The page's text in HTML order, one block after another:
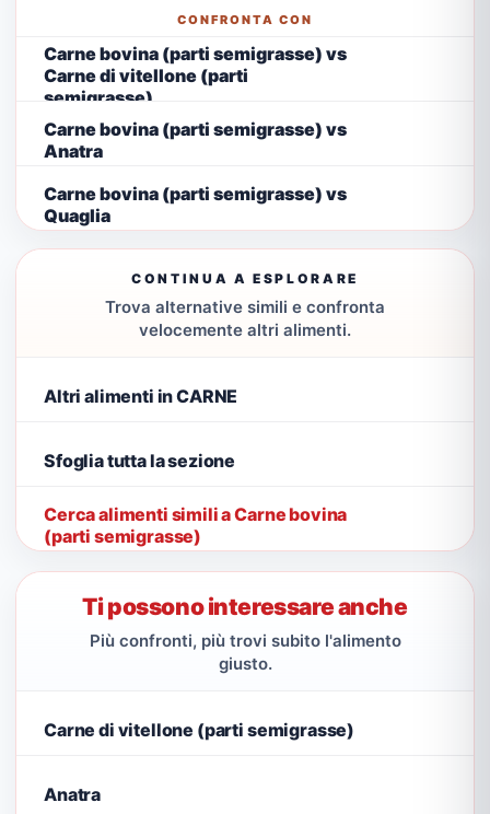
CONFRONTA CON
Carne bovina (parti semigrasse) vs
Carne di vitellone (parti
semigrasse)
Carne bovina (parti semigrasse) vs
Anatra
Carne bovina (parti semigrasse) vs
Quaglia
CONTINUA A ESPLORARE
Trova alternative simili e confronta
velocemente altri alimenti.
Altri alimenti in CARNE
Sfoglia tutta la sezione
Cerca alimenti simili a Carne bovina
(parti semigrasse)
Ti possono interessare anche
Più confronti, più trovi subito l'alimento
giusto.
Carne di vitellone (parti semigrasse)
Anatra